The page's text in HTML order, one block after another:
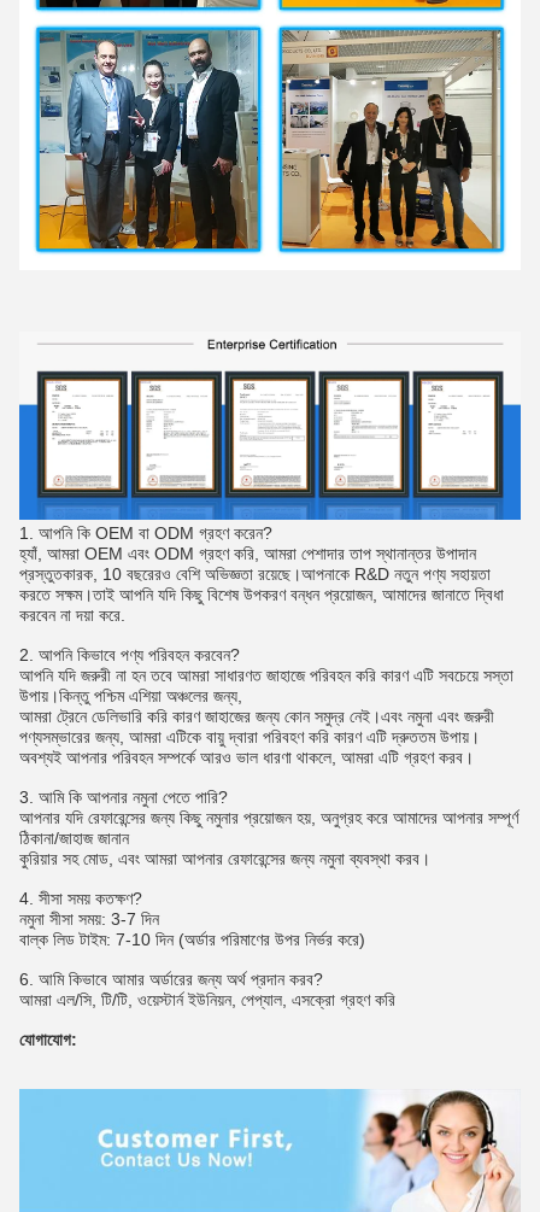
1. আপনি কি OEM বা ODM গ্রহণ করেন?
হ্যাঁ, আমরা OEM এবং ODM গ্রহণ করি, আমরা পেশাদার তাপ স্থানান্তর উপাদান
প্রস্তুতকারক, 10 বছরেরও বেশি অভিজ্ঞতা রয়েছে।আপনাকে R&D নতুন পণ্য সহায়তা
করতে সক্ষম।তাই আপনি যদি কিছু বিশেষ উপকরণ বন্ধন প্রয়োজন, আমাদের জানাতে দ্বিধা
করবেন না দয়া করে.
2. আপনি কিভাবে পণ্য পরিবহন করবেন?
আপনি যদি জরুরী না হন তবে আমরা সাধারণত জাহাজে পরিবহন করি কারণ এটি সবচেয়ে সস্তা
উপায়।কিন্তু পশ্চিম এশিয়া অঞ্চলের জন্য,
আমরা ট্রেনে ডেলিভারি করি কারণ জাহাজের জন্য কোন সমুদ্র নেই।এবং নমুনা এবং জরুরী
পণ্যসম্ভারের জন্য, আমরা এটিকে বায়ু দ্বারা পরিবহণ করি কারণ এটি দ্রুততম উপায়।
অবশ্যই আপনার পরিবহন সম্পর্কে আরও ভাল ধারণা থাকলে, আমরা এটি গ্রহণ করব।
3. আমি কি আপনার নমুনা পেতে পারি?
আপনার যদি রেফারেন্সের জন্য কিছু নমুনার প্রয়োজন হয়, অনুগ্রহ করে আমাদের আপনার সম্পূর্ণ
ঠিকানা/জাহাজ জানান
কুরিয়ার সহ মোড, এবং আমরা আপনার রেফারেন্সের জন্য নমুনা ব্যবস্থা করব।
4. সীসা সময় কতক্ষণ?
নমুনা সীসা সময়: 3-7 দিন
বাল্ক লিড টাইম: 7-10 দিন (অর্ডার পরিমাণের উপর নির্ভর করে)
6. আমি কিভাবে আমার অর্ডারের জন্য অর্থ প্রদান করব?
আমরা এল/সি, টি/টি, ওয়েস্টার্ন ইউনিয়ন, পেপ্যাল, এসক্রো গ্রহণ করি
যোগাযোগ: